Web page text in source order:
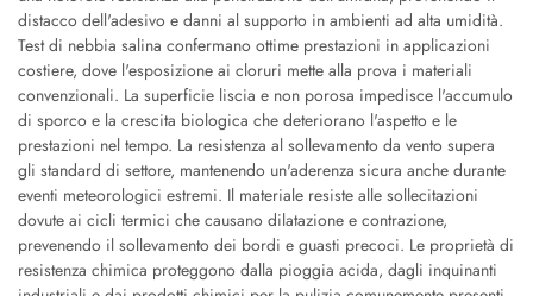
distacco dell'adesivo e danni al supporto in ambienti ad alta umidità.
Test di nebbia salina confermano ottime prestazioni in applicazioni
costiere, dove l'esposizione ai cloruri mette alla prova i materiali
convenzionali. La superficie liscia e non porosa impedisce l'accumulo
di sporco e la crescita biologica che deteriorano l'aspetto e le
prestazioni nel tempo. La resistenza al sollevamento da vento supera
gli standard di settore, mantenendo un'aderenza sicura anche durante
eventi meteorologici estremi. Il materiale resiste alle sollecitazioni
dovute ai cicli termici che causano dilatazione e contrazione,
prevenendo il sollevamento dei bordi e guasti precoci. Le proprietà di
resistenza chimica proteggono dalla pioggia acida, dagli inquinanti